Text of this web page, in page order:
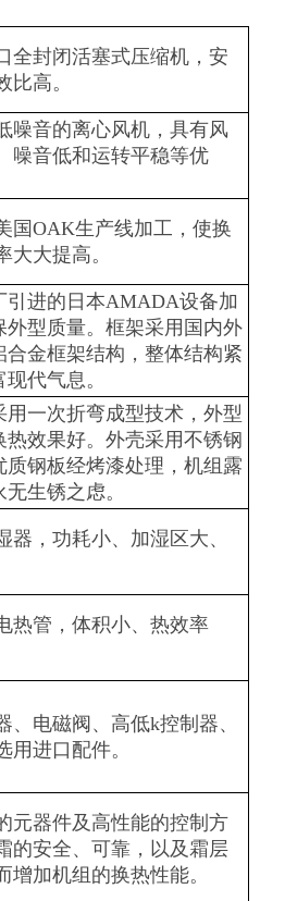
全封闭活塞式压缩机，安
比高。
噪音的离心风机，具有风
噪音低和运转平稳等优
国OAK生产线加工，使换
大大提高。
引进的日本AMADA设备加
外型质量。框架采用国内外
合金框架结构，整体结构紧
代气息。
用一次折弯成型技术，外型
热效果好。外壳采用不锈钢
质钢板经烤漆处理，机组露
无生锈之虑。
器，功耗小、加湿区大、
热管，体积小、热效率
、电磁阀、高低k控制器、
用进口配件。
元器件及高性能的控制方
的安全、可靠，以及霜层
加机组的换热性能。